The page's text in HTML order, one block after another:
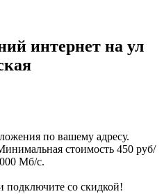
интернет на ул
по вашему адресу.
стоимость 450 руб/
Мб/с.
подключите со скидкой!